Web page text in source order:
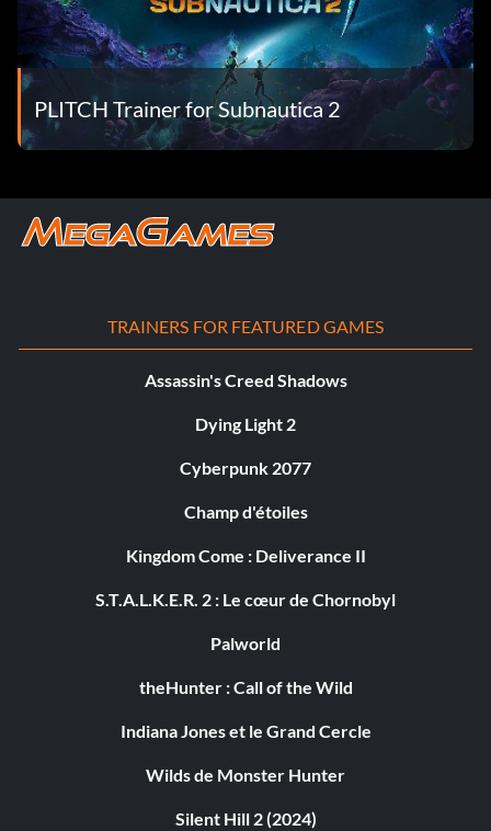
PLITCH Trainer for Subnautica 2
TRAINERS FOR FEATURED GAMES
Assassin's Creed Shadows
Dying Light 2
Cyberpunk 2077
Champ d'étoiles
Kingdom Come : Deliverance II
S.T.A.L.K.E.R. 2 : Le cœur de Chornobyl
Palworld
theHunter : Call of the Wild
Indiana Jones et le Grand Cercle
Wilds de Monster Hunter
Silent Hill 2 (2024)